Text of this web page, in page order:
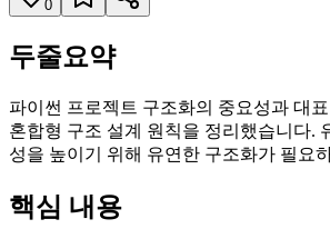
0
두줄요약
파이썬 프로젝트 구조화의 중요성과 대
혼합형 구조 설계 원칙을 정리했습니다.
성을 높이기 위해 유연한 구조화가 필요
핵심 내용